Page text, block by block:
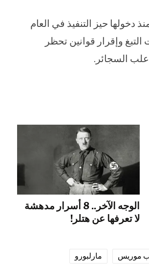
90% من دول العالم، ومنذ دخولها حيز التنفيذ في العام
التبغ وإقرار قوانين تحظر
علب السجائر.
الوجه الآخر.. 8 أسرار مدهشة
لا تعرفها عن هتلر!
موريس
مارلبورو